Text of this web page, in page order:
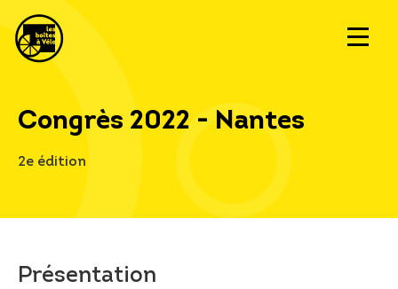
Congrès 2022 - Nantes
2e édition
Présentation